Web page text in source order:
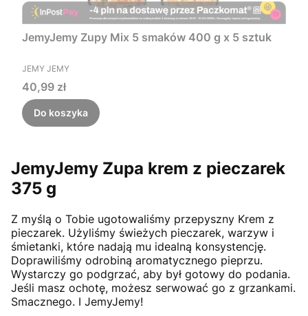
JemyJemy Zupy Mix 5 smaków 400 g x 5 sztuk
PRODUCENT
JEMY JEMY
Cena
40,99 zł
Do koszyka
JemyJemy Zupa krem z pieczarek
375 g
Z myślą o Tobie ugotowaliśmy przepyszny Krem z
pieczarek. Użyliśmy świeżych pieczarek, warzyw i
śmietanki, które nadają mu idealną konsystencję.
Doprawiliśmy odrobiną aromatycznego pieprzu.
Wystarczy go podgrzać, aby był gotowy do podania.
Jeśli masz ochotę, możesz serwować go z grzankami.
Smacznego. I JemyJemy!